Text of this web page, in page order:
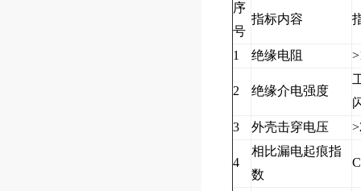
序
号
指标内容
1 绝缘电阻
2 绝缘介电强度
3
外壳击穿电压
4
相比漏电起痕指
数